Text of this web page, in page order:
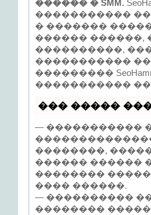
������ � SMM.
�����������
� �������
������ ������,
����������,
�����������
���������
�����������
��� �����
— �����������
��������,
������ ������
��������
���� ������.
— ����������
��������